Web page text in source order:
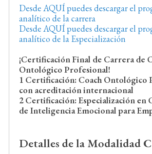
Desde AQUÍ puedes descargar el
analítico de la carrera
Desde AQUÍ puedes descargar el
analítico de la Especialización
¡Certificación Final de Carrera de
Ontológico Profesional!
1 Certificación: Coach Ontológico
con acreditación internacional
2 Certificación: Especialización en
de Inteligencia Emocional para
Detalles de la Modalidad C